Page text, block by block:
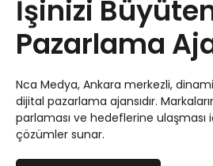
İşinizi
Pazarlama
Nca Medya, Ankara merkezli,
dijital pazarlama ajansıdır.
parlaması ve hedeflerine ulaşması
çözümler sunar.